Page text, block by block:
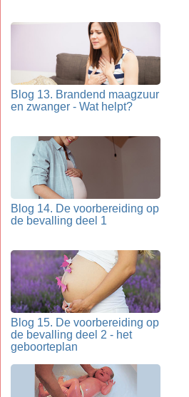
Blog 13. Brandend maagzuur
en zwanger - Wat helpt?
Blog 14. De voorbereiding op
de bevalling deel 1
Blog 15. De voorbereiding op
de bevalling deel 2 - het
geboorteplan